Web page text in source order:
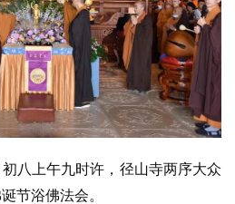
八上午九时许，径山寺两序大众
节浴佛法会。